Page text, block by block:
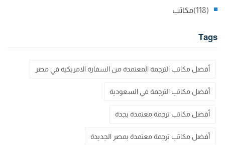
مكاتب (118)
Tags
أفضل مكاتب الترجمة المعتمدة من السفارة الامريكية في مصر
أفضل مكاتب الترجمة في السعودية
أفضل مكاتب ترجمة معتمدة بجدة
أفضل مكاتب ترجمة معتمدة بمصر الجديدة